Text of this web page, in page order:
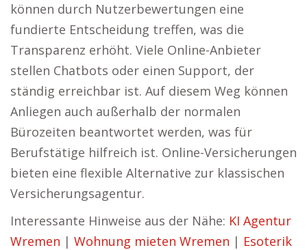
können durch Nutzerbewertungen eine
fundierte Entscheidung treffen, was die
Transparenz erhöht. Viele Online-Anbieter
stellen Chatbots oder einen Support, der
ständig erreichbar ist. Auf diesem Weg können
Anliegen auch außerhalb der normalen
Bürozeiten beantwortet werden, was für
Berufstätige hilfreich ist. Online-Versicherungen
bieten eine flexible Alternative zur klassischen
Versicherungsagentur.
Interessante Hinweise aus der Nähe: KI Agentur
Wremen | Wohnung mieten Wremen | Esoterik